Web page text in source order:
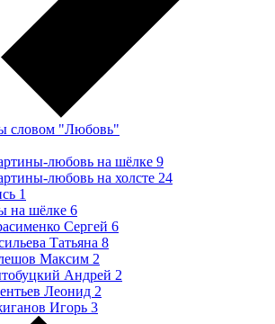
словом "Любовь"
любовь на шёлке 9
любовь на холсте 24
1
на шёлке 6
Сергей 6
Татьяна 8
Максим 2
Андрей 2
Леонид 2
Игорь 3